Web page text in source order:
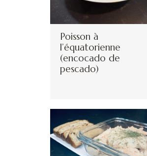
Poisson à
l’équatorienne
(encocado de
pescado)